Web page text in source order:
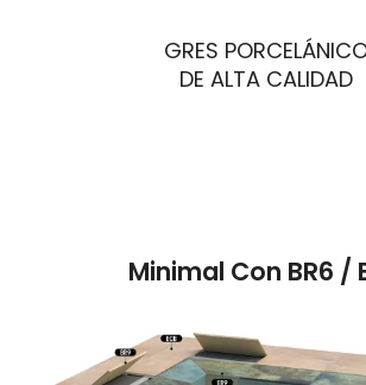
GRES
DE ALTA CALIDAD
Minimal Con BR6 /